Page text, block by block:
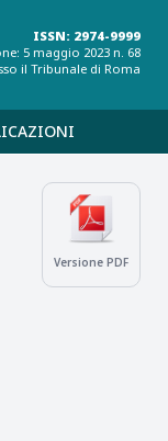
ISSN: 2974-9999
5 maggio 2023 n. 68
il Tribunale di Roma
Versione PDF